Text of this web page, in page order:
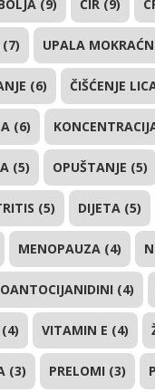
(9) ČIR (9)
(7) UPALA
(6) ČIŠĆENJE
(6)
(5) OPUŠTANJE (5)
(5) DIJETA (5)
MENOPAUZA (4)
(4)
VITAMIN E (4)
(3) PRELOMI (3)